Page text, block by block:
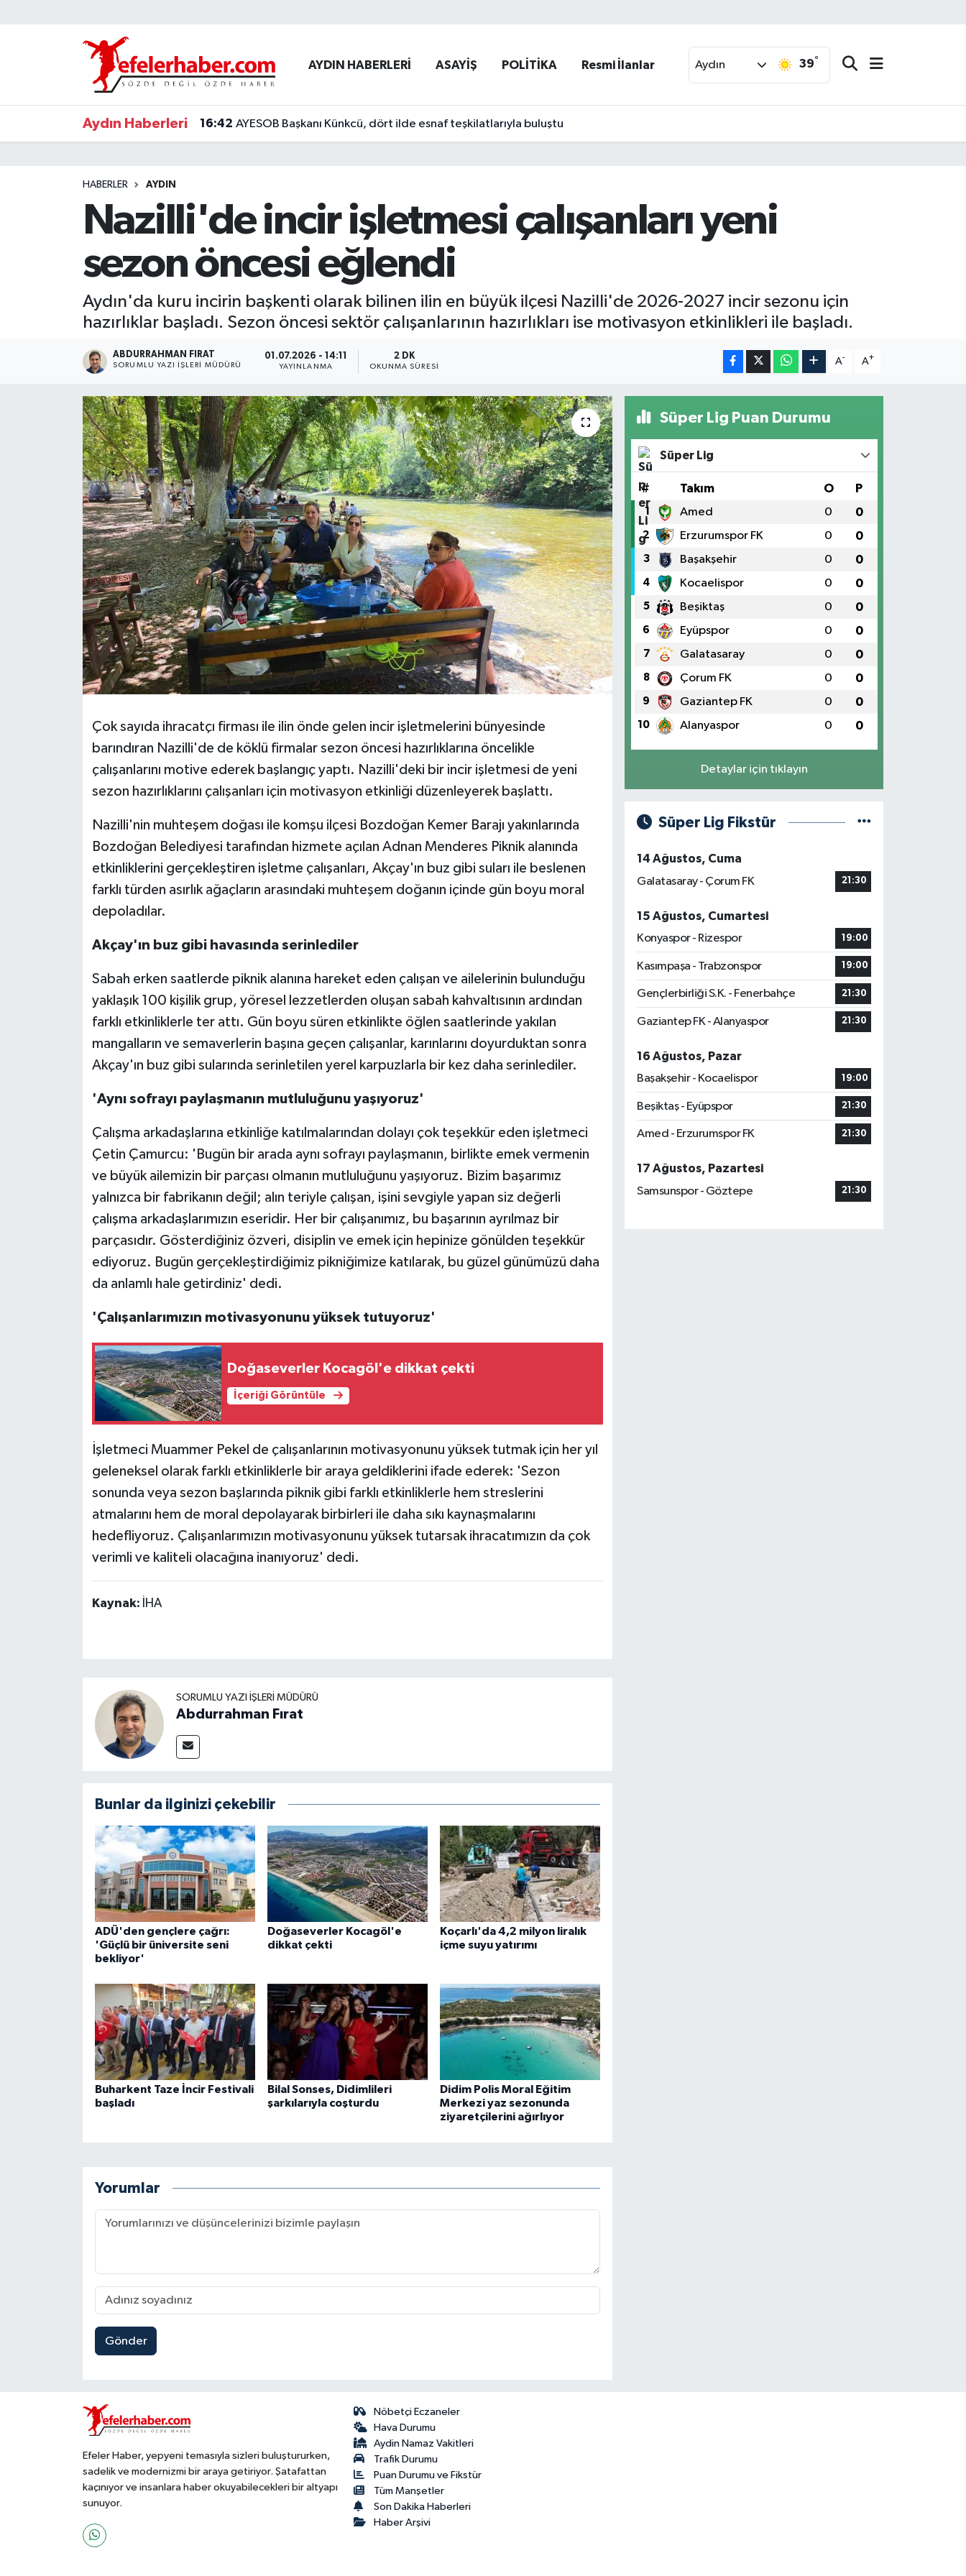
AYDIN HABERLERİ ASAYİŞ POLİTİKA Resmi İlanlar Aydın 39°
Aydın Haberleri 16:42 AYESOB Başkanı Künkcü, dört ilde esnaf teşkilatlarıyla buluştu
HABERLER AYDIN
Nazilli'de incir işletmesi çalışanları yeni
sezon öncesi eğlendi
Aydın'da kuru incirin başkenti olarak bilinen ilin en büyük ilçesi Nazilli'de 2026-2027 incir sezonu için
hazırlıklar başladı. Sezon öncesi sektör çalışanlarının hazırlıkları ise motivasyon etkinlikleri ile başladı.
ABDURRAHMAN FIRAT
SORUMLU YAZI İŞLERI MÜDÜRÜ
01.07.2026 - 14:11
YAYINLANMA
2 DK
OKUNMA SÜRESI
A- A+
Çok sayıda ihracatçı firması ile ilin önde gelen incir işletmelerini bünyesinde
barındıran Nazilli'de de köklü firmalar sezon öncesi hazırlıklarına öncelikle
çalışanlarını motive ederek başlangıç yaptı. Nazilli'deki bir incir işletmesi de yeni
sezon hazırlıklarını çalışanları için motivasyon etkinliği düzenleyerek başlattı.
Nazilli'nin muhteşem doğası ile komşu ilçesi Bozdoğan Kemer Barajı yakınlarında
Bozdoğan Belediyesi tarafından hizmete açılan Adnan Menderes Piknik alanında
etkinliklerini gerçekleştiren işletme çalışanları, Akçay'ın buz gibi suları ile beslenen
farklı türden asırlık ağaçların arasındaki muhteşem doğanın içinde gün boyu moral
depoladılar.
Akçay'ın buz gibi havasında serinlediler
Sabah erken saatlerde piknik alanına hareket eden çalışan ve ailelerinin bulunduğu
yaklaşık 100 kişilik grup, yöresel lezzetlerden oluşan sabah kahvaltısının ardından
farklı etkinliklerle ter attı. Gün boyu süren etkinlikte öğlen saatlerinde yakılan
mangalların ve semaverlerin başına geçen çalışanlar, karınlarını doyurduktan sonra
Akçay'ın buz gibi sularında serinletilen yerel karpuzlarla bir kez daha serinlediler.
'Aynı sofrayı paylaşmanın mutluluğunu yaşıyoruz'
Çalışma arkadaşlarına etkinliğe katılmalarından dolayı çok teşekkür eden işletmeci
Çetin Çamurcu: 'Bugün bir arada aynı sofrayı paylaşmanın, birlikte emek vermenin
ve büyük ailemizin bir parçası olmanın mutluluğunu yaşıyoruz. Bizim başarımız
yalnızca bir fabrikanın değil; alın teriyle çalışan, işini sevgiyle yapan siz değerli
çalışma arkadaşlarımızın eseridir. Her bir çalışanımız, bu başarının ayrılmaz bir
parçasıdır. Gösterdiğiniz özveri, disiplin ve emek için hepinize gönülden teşekkür
ediyoruz. Bugün gerçekleştirdiğimiz pikniğimize katılarak, bu güzel günümüzü daha
da anlamlı hale getirdiniz' dedi.
'Çalışanlarımızın motivasyonunu yüksek tutuyoruz'
Doğaseverler Kocagöl'e dikkat çekti
İçeriği Görüntüle
İşletmeci Muammer Pekel de çalışanlarının motivasyonunu yüksek tutmak için her yıl
geleneksel olarak farklı etkinliklerle bir araya geldiklerini ifade ederek: 'Sezon
sonunda veya sezon başlarında piknik gibi farklı etkinliklerle hem streslerini
atmalarını hem de moral depolayarak birbirleri ile daha sıkı kaynaşmalarını
hedefliyoruz. Çalışanlarımızın motivasyonunu yüksek tutarsak ihracatımızın da çok
verimli ve kaliteli olacağına inanıyoruz' dedi.
Kaynak: İHA
SORUMLU YAZI İŞLERI MÜDÜRÜ
Abdurrahman Fırat
Bunlar da ilginizi çekebilir
ADÜ'den gençlere çağrı:
'Güçlü bir üniversite seni
bekliyor'
Doğaseverler Kocagöl'e
dikkat çekti
Koçarlı'da 4,2 milyon liralık
içme suyu yatırımı
Buharkent Taze İncir Festivali
başladı
Bilal Sonses, Didimlileri
şarkılarıyla coşturdu
Didim Polis Moral Eğitim
Merkezi yaz sezonunda
ziyaretçilerini ağırlıyor
Yorumlar
Gönder
Süper Lig Puan Durumu
Süper Lig
# Takım O P
1 Amed 0 0
2 Erzurumspor FK 0 0
3 Başakşehir 0 0
4 Kocaelispor 0 0
5 Beşiktaş 0 0
6 Eyüpspor 0 0
7 Galatasaray 0 0
8 Çorum FK 0 0
9 Gaziantep FK 0 0
10 Alanyaspor 0 0
Detaylar için tıklayın
Süper Lig Fikstür
14 Ağustos, Cuma
Galatasaray - Çorum FK
21:30
15 Ağustos, Cumartesi
Konyaspor - Rizespor
19:00
Kasımpaşa - Trabzonspor 19:00
Gençlerbirliği S.K. - Fenerbahçe 21:30
Gaziantep FK - Alanyaspor 21:30
16 Ağustos, Pazar
Başakşehir - Kocaelispor
19:00
Beşiktaş - Eyüpspor 21:30
Amed - Erzurumspor FK 21:30
17 Ağustos, Pazartesi
Samsunspor - Göztepe
21:30
Efeler Haber, yepyeni temasıyla sizleri buluştururken,
sadelik ve modernizmi bir araya getiriyor. Şatafattan
kaçınıyor ve insanlara haber okuyabilecekleri bir altyapı
sunuyor.
Nöbetçi Eczaneler
Hava Durumu
Aydin Namaz Vakitleri
Trafik Durumu
Puan Durumu ve Fikstür
Tüm Manşetler
Son Dakika Haberleri
Haber Arşivi
Nöbetçi Eczaneler
Hava Durumu
Aydin Namaz Vakitleri
Süper Lig Puan Durumu ve Fikstür
Tüm Manşetler
Son Dakika Haberleri
Haber Arşivi